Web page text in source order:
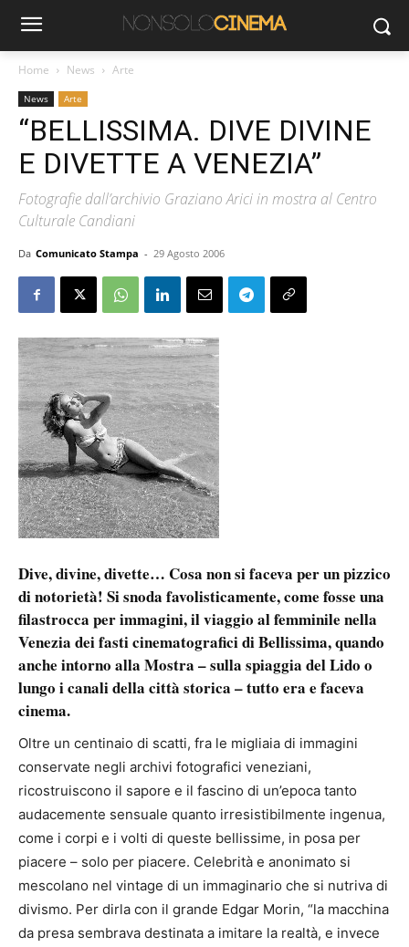
Home News Arte
News Arte
“BELLISSIMA. DIVE DIVINE
E DIVETTE A VENEZIA”
Fotografie dall’archivio Graziano Arici in mostra al Centro
Culturale Candiani
Da Comunicato Stampa - 29 Agosto 2006
Dive, divine, divette… Cosa non si faceva per un pizzico
di notorietà! Si snoda favolisticamente, come fosse una
filastrocca per immagini, il viaggio al femminile nella
Venezia dei fasti cinematografici di Bellissima, quando
anche intorno alla Mostra – sulla spiaggia del Lido o
lungo i canali della città storica – tutto era e faceva
cinema.
Oltre un centinaio di scatti, fra le migliaia di immagini
conservate negli archivi fotografici veneziani,
ricostruiscono il sapore e il fascino di un’epoca tanto
audacemente sensuale quanto irresistibilmente ingenua,
come i corpi e i volti di queste bellissime, in posa per
piacere – solo per piacere. Celebrità e anonimato si
mescolano nel vintage di un immaginario che si nutriva di
divismo. Per dirla con il grande Edgar Morin, “la macchina
da presa sembrava destinata a imitare la realtà, e invece